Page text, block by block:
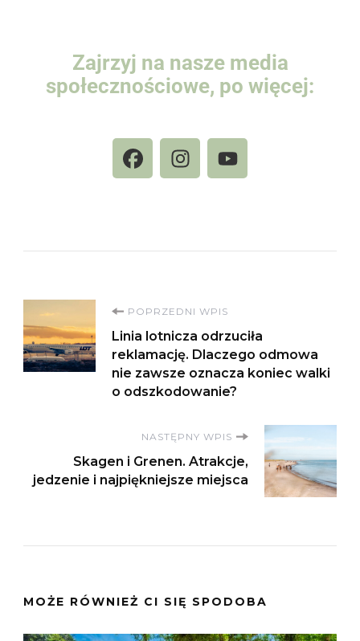
Zajrzyj na nasze media
społecznościowe, po więcej:
POPRZEDNI WPIS
Linia lotnicza odrzuciła
reklamację. Dlaczego odmowa
nie zawsze oznacza koniec walki
o odszkodowanie?
NASTĘPNY WPIS
Skagen i Grenen. Atrakcje,
jedzenie i najpiękniejsze miejsca
MOŻE RÓWNIEŻ CI SIĘ SPODOBA